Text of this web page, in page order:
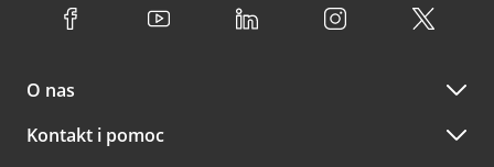
O nas
Kontakt i pomoc